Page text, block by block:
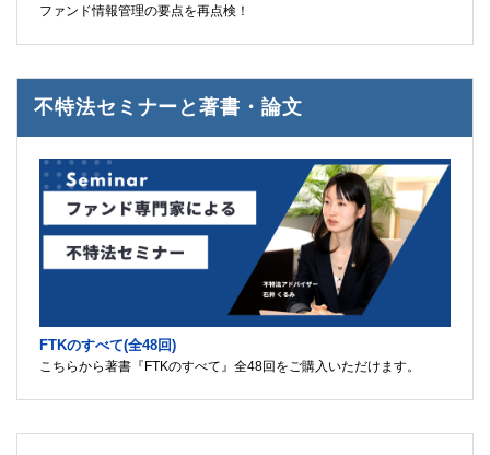
ファンド情報管理の要点を再点検！
不特法セミナーと著書・論文
FTKのすべて(全48回)
こちらから著書『FTKのすべて』全48回をご購入いただけます。